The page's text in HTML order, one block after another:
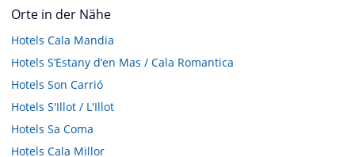
Orte in der Nähe
Hotels Cala Mandia
Hotels S’Estany d’en Mas / Cala Romantica
Hotels Son Carrió
Hotels S'Illot / L'Illot
Hotels Sa Coma
Hotels Cala Millor